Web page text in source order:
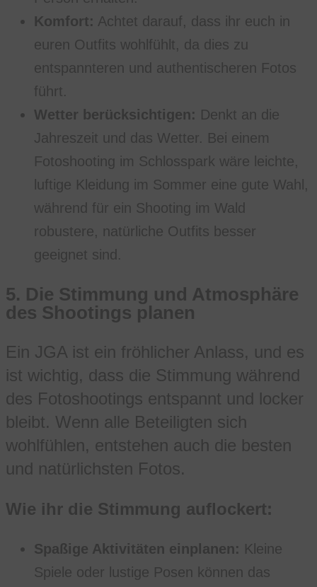
Komfort: Achtet darauf, dass ihr euch in
euren Outfits wohlfühlt, da dies zu
entspannteren und authentischeren Fotos
führt.
Wetter berücksichtigen: Denkt an die
Jahreszeit und das Wetter. Bei einem
Fotoshooting im Schlosspark wäre leichte,
luftige Kleidung im Sommer eine gute Wahl,
während für ein Shooting im Wald
robustere, natürliche Outfits besser
geeignet sind.
5. Die Stimmung und Atmosphäre
des Shootings planen
Ein JGA ist ein fröhlicher Anlass, und es
ist wichtig, dass die Stimmung während
des Fotoshootings entspannt und locker
bleibt. Wenn alle Beteiligten sich
wohlfühlen, entstehen auch die besten
und natürlichsten Fotos.
Wie ihr die Stimmung auflockert:
Spaßige Aktivitäten einplanen: Kleine
Spiele oder lustige Posen können das